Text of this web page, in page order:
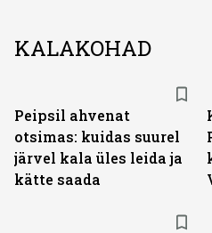
KALAKOHAD
Peipsil ahvenat
otsimas: kuidas suurel
järvel kala üles leida ja
kätte saada